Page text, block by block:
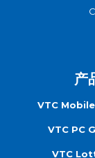
产
VTC
VTC PC
VTC